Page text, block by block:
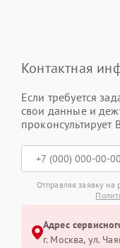
Контактная
Если требуется
свои данные и
проконсультирует
Отправляя заявку на
Адрес
г. Москва, ул.